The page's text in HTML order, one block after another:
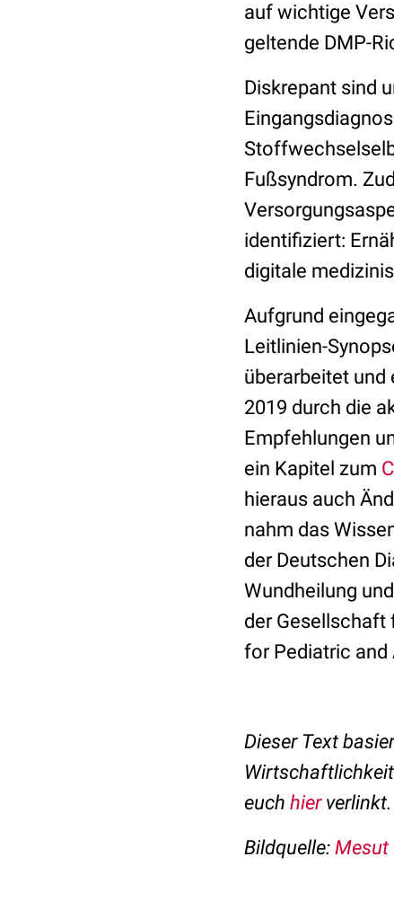
auf wichtige
geltende DMP-
Diskrepant sind
Fußsyndrom.
identifiziert:
digitale
Aufgrund
Leitlinien-
überarbeitet und
2019 durch die
Empfehlungen
ein Kapitel zum
hieraus auch
nahm das
der Deutschen
Wundheilung
der Gesellschaft
for Pediatric and
Dieser Text
euch hierverlinkt.
Bildquelle: Mesut